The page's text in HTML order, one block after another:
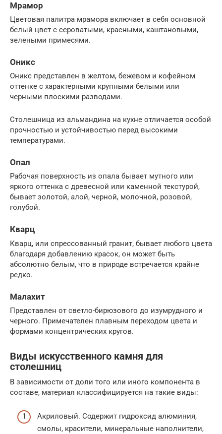
Мрамор
Цветовая палитра мрамора включает в себя основной
белый цвет с сероватыми, красными, каштановыми,
зелеными примесями.
Оникс
Оникс представлен в желтом, бежевом и кофейном
оттенке с характерными крупными белыми или
черными плоскими разводами.
Столешница из альмандина на кухне отличается особой
прочностью и устойчивостью перед высокими
температурами.
Опал
Рабочая поверхность из опала бывает мутного или
яркого оттенка с древесной или каменной текстурой,
бывает золотой, алой, черной, молочной, розовой,
голубой.
Кварц
Кварц, или спрессованный гранит, бывает любого цвета
благодаря добавлению красок, он может быть
абсолютно белым, что в природе встречается крайне
редко.
Малахит
Представлен от светло-бирюзового до изумрудного и
черного. Примечателен плавным переходом цвета и
формами концентрических кругов.
Виды искусственного камня для
столешниц
В зависимости от доли того или иного компонента в
составе, материал классифицируется на такие виды:
Акриловый. Содержит гидроксид алюминия,
смолы, красители, минеральные наполнители,